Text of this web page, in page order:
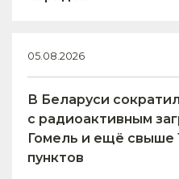
05.08.2026
В Беларуси
с радиоактивным
Гомель и ещё свыше
пунктов